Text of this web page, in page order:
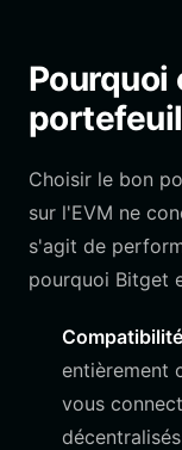
Pourquoi
Choisir le bon
sur l'EVM ne
s'agit de
pourquoi Bitget
entièrement
vous